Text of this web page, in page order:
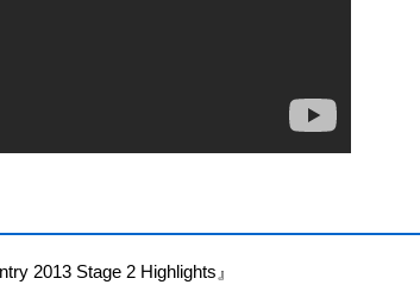
2013 Stage 2 Highlights』